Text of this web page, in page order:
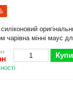
чарівна мінні маус
(Повний